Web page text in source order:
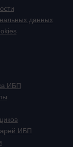
данных
ИБП
ИБП